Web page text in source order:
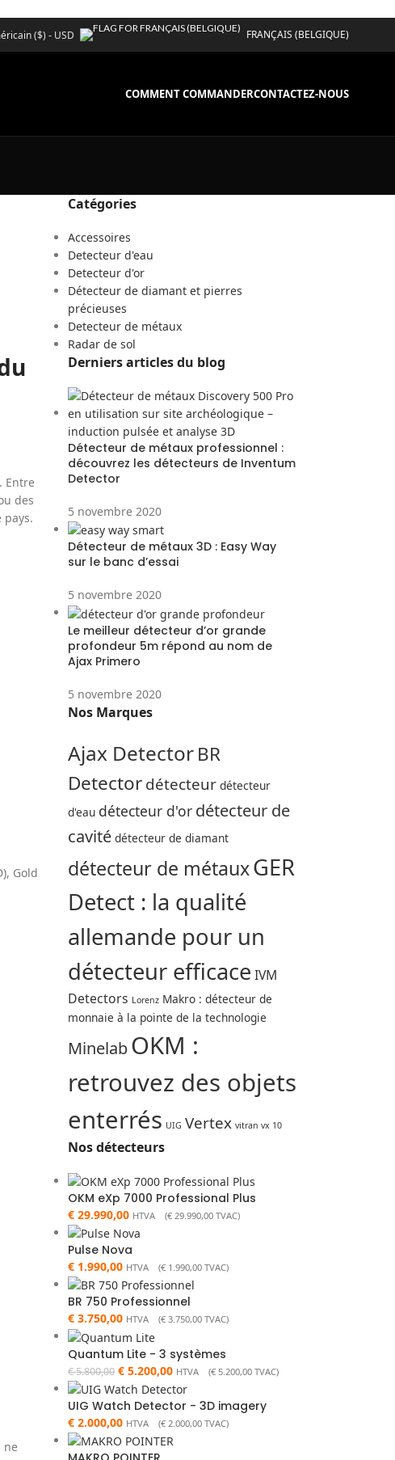
($) - USD FRANÇAIS (BELGIQUE)
COMMENT COMMANDERCONTACTEZ-NOUS
Entre
des
pays.
Gold
ne
Catégories
Accessoires
Detecteur d'eau
Detecteur d'or
Détecteur de diamant et pierres
précieuses
Detecteur de métaux
Radar de sol
Derniers articles du blog
Détecteur de métaux professionnel :
découvrez les détecteurs de Inventum
Detector
5 novembre 2020
Détecteur de métaux 3D : Easy Way
sur le banc d’essai
5 novembre 2020
Le meilleur détecteur d’or grande
profondeur 5m répond au nom de
Ajax Primero
5 novembre 2020
Nos Marques
Ajax DetectorBR
Detectordétecteur détecteur
d'eau détecteur d'or détecteur de
cavité détecteur de diamant
détecteur de métauxGER
Detect : la qualité
allemande pour un
détecteur efficace IVM
Detectors Lorenz Makro : détecteur de
monnaie à la pointe de la technologie
MinelabOKM :
retrouvez des objets
enterrés UIG Vertex vitran vx 10
Nos détecteurs
OKM eXp 7000 Professional Plus
€29.990,00 HTVA (€29.990,00TVAC)
Pulse Nova
€1.990,00 HTVA (€1.990,00TVAC)
BR 750 Professionnel
€3.750,00 HTVA (€3.750,00TVAC)
Quantum Lite - 3 systèmes
€5.800,00 €5.200,00 HTVA (€5.200,00TVAC)
UIG Watch Detector - 3D imagery
€2.000,00 HTVA (€2.000,00TVAC)